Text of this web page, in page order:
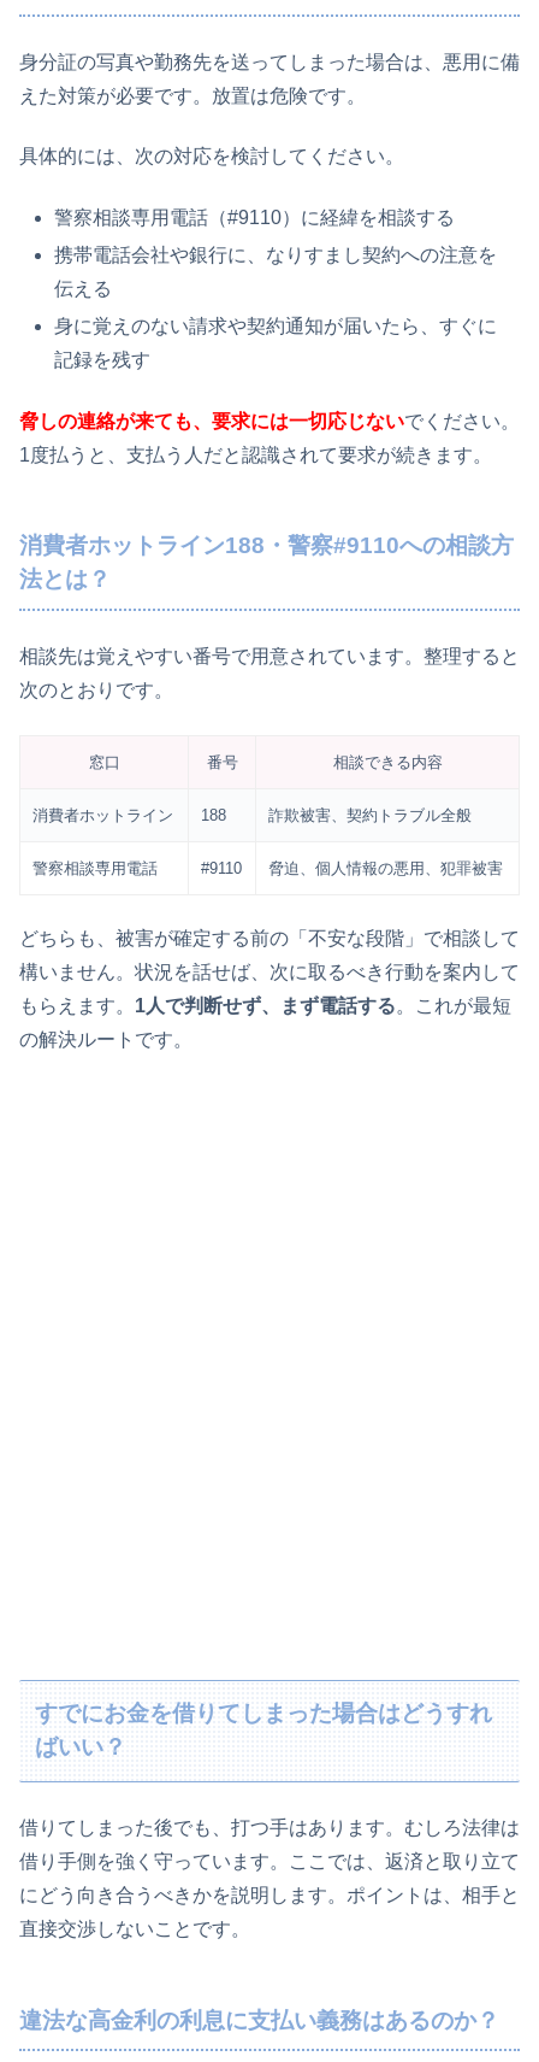
身分証の写真や勤務先を送ってしまった場合は、悪用に備
えた対策が必要です。放置は危険です。
具体的には、次の対応を検討してください。
警察相談専用電話（#9110）に経緯を相談する
携帯電話会社や銀行に、なりすまし契約への注意を
伝える
身に覚えのない請求や契約通知が届いたら、すぐに
記録を残す
脅しの連絡が来ても、要求には一切応じないでください。
1度払うと、支払う人だと認識されて要求が続きます。
消費者ホットライン188・警察#9110への相談方
法とは？
相談先は覚えやすい番号で用意されています。整理すると
次のとおりです。
窓口 番号 相談できる内容
消費者ホットライン 188 詐欺被害、契約トラブル全般
警察相談専用電話 #9110 脅迫、個人情報の悪用、犯罪被害
どちらも、被害が確定する前の「不安な段階」で相談して
構いません。状況を話せば、次に取るべき行動を案内して
もらえます。 1人で判断せず、まず電話する。これが最短
の解決ルートです。
すでにお金を借りてしまった場合はどうすれ
ばいい？
借りてしまった後でも、打つ手はあります。むしろ法律は
借り手側を強く守っています。ここでは、返済と取り立て
にどう向き合うべきかを説明します。ポイントは、相手と
直接交渉しないことです。
違法な高金利の利息に支払い義務はあるのか？